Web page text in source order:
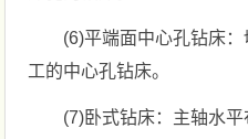
(6)平端面中心孔钻床
工的中心孔钻床。
(7)卧式钻床：主轴水